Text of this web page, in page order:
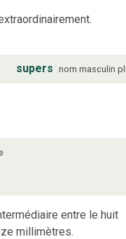
supers nom masculin
entre le huit
millimètres.